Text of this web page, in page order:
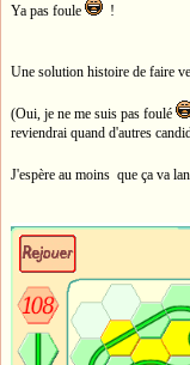
Ya pas foule !
Une solution histoire de faire
(Oui, je ne me suis pas foulé
reviendrai quand d'autres
J'espère au moins que ça va